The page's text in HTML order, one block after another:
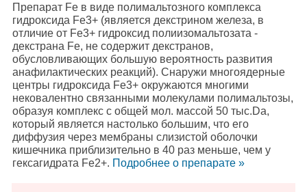
Препарат Fe в виде полимальтозного комплекса
гидроксида Fe3+ (является декстрином железа, в
отличие от Fe3+ гидроксид полиизомальтозата -
декстрана Fe, не содержит декстранов,
обусловливающих большую вероятность развития
анафилактических реакций). Снаружи многоядерные
центры гидроксида Fe3+ окружаются многими
нековалентно связанными молекулами полимальтозы,
образуя комплекс с общей мол. массой 50 тыс.Da,
который является настолько большим, что его
диффузия через мембраны слизистой оболочки
кишечника приблизительно в 40 раз меньше, чем у
гексагидрата Fe2+. Подробнee о препарате »